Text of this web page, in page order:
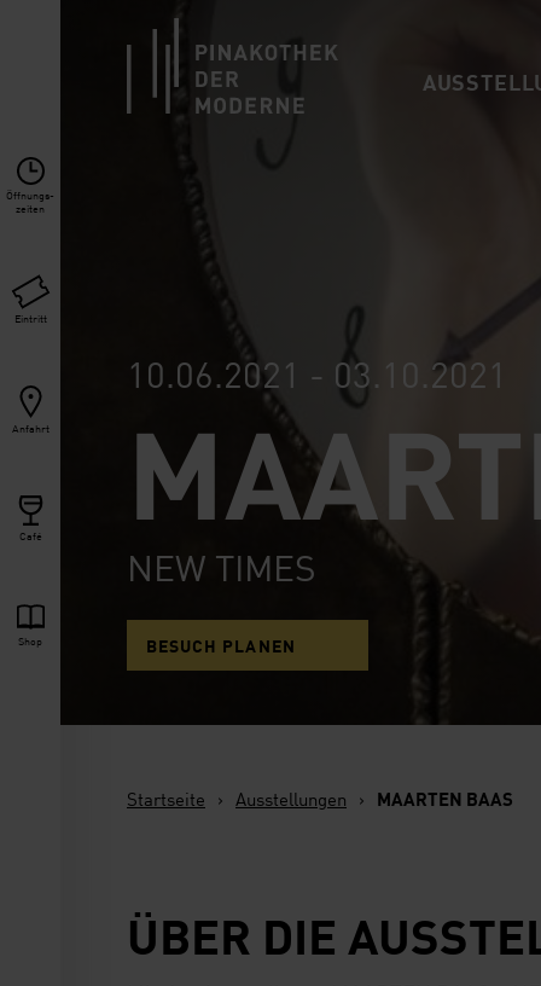
Link zur Startseite
Öffnungs­
zeiten
Eintritt
Anfahrt
Café
Shop
10.06.2021 - 03.10.2021
NEW TIMES
BESUCH PLANEN
Startseite › Ausstellungen › MAARTEN BAAS
ÜBER DIE